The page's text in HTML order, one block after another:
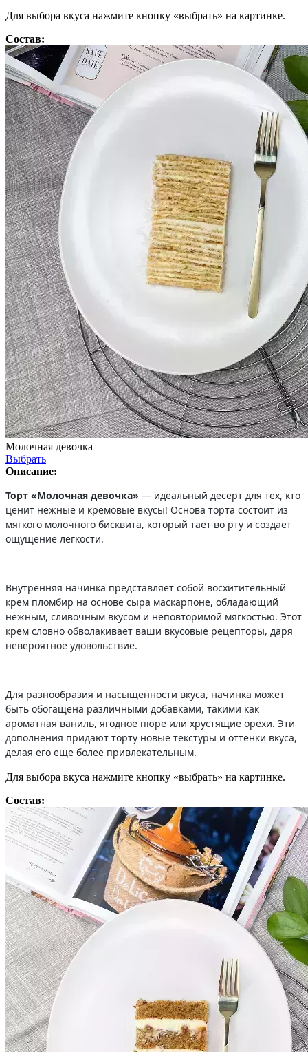
Для выбора вкуса нажмите кнопку «выбрать» на картинке.
Состав:
Молочная девочка
Выбрать
Описание:
Торт «Молочная девочка» — идеальный десерт для тех, кто
ценит нежные и кремовые вкусы! Основа торта состоит из
мягкого молочного бисквита, который тает во рту и создает
ощущение легкости.
Внутренняя начинка представляет собой восхитительный
крем пломбир на основе сыра маскарпоне, обладающий
нежным, сливочным вкусом и неповторимой мягкостью. Этот
крем словно обволакивает ваши вкусовые рецепторы, даря
невероятное удовольствие.
Для разнообразия и насыщенности вкуса, начинка может
быть обогащена различными добавками, такими как
ароматная ваниль, ягодное пюре или хрустящие орехи. Эти
дополнения придают торту новые текстуры и оттенки вкуса,
делая его еще более привлекательным.
Для выбора вкуса нажмите кнопку «выбрать» на картинке.
Состав: